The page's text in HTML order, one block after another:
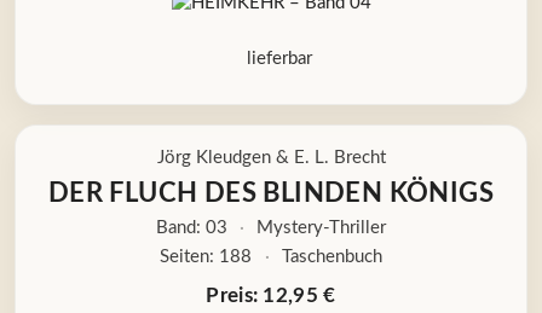
lieferbar
Jörg Kleudgen & E. L. Brecht
DER FLUCH DES BLINDEN KÖNIGS
Band: 03 ·
Mystery-Thriller
Seiten: 188
· Taschenbuch
Preis: 12,95 €